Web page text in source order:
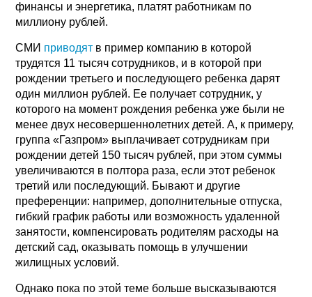
финансы и энергетика, платят работникам по
миллиону рублей.
СМИ приводят в пример компанию в которой
трудятся 11 тысяч сотрудников, и в которой при
рождении третьего и последующего ребенка дарят
один миллион рублей. Ее получает сотрудник, у
которого на момент рождения ребенка уже были не
менее двух несовершеннолетних детей. А, к примеру,
группа «Газпром» выплачивает сотрудникам при
рождении детей 150 тысяч рублей, при этом суммы
увеличиваются в полтора раза, если этот ребенок
третий или последующий. Бывают и другие
преференции: например, дополнительные отпуска,
гибкий график работы или возможность удаленной
занятости, компенсировать родителям расходы на
детский сад, оказывать помощь в улучшении
жилищных условий.
Однако пока по этой теме больше высказываются